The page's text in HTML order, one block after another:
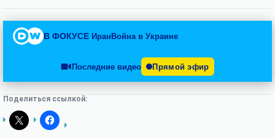
В ФОКУСЕ Иран Война в Украине
Последние видео Прямой эфир
Поделиться ссылкой: